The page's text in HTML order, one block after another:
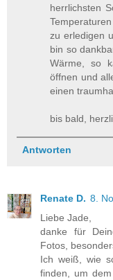
herrlichsten
zu erledigen
bin so
Wärme, so
öffnen und
einen
bis bald,
Antworten
Renate D. 8.
Liebe Jade,
danke für
Fotos,
Ich weiß, wie
finden, um